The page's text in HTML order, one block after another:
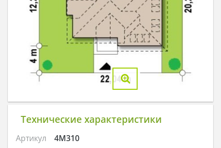
Технические характеристики
Артикул
4M310